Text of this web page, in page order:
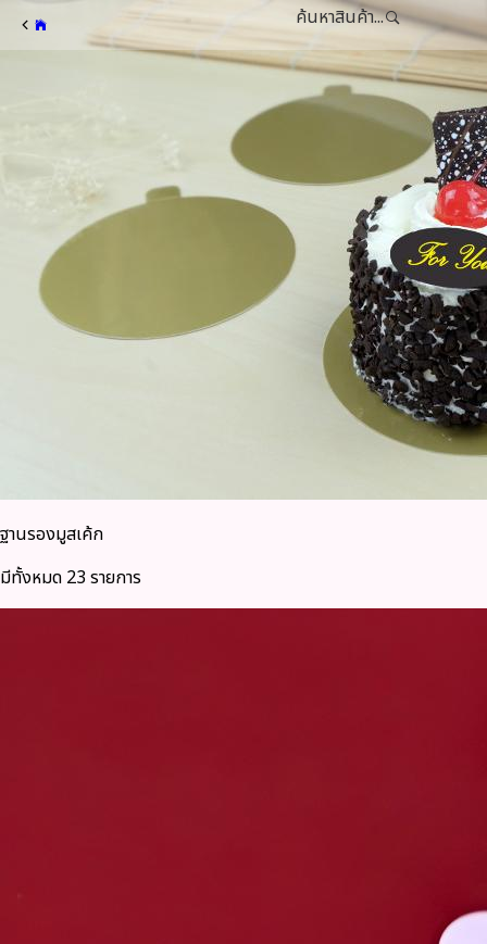
ค้นหาสินค้า...
ฐานรองมูสเค้ก
มีทั้งหมด 23 รายการ